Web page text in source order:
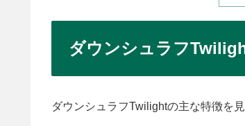
ダウンシュラフ
ダウンシュラフTwilightの主な特徴を見